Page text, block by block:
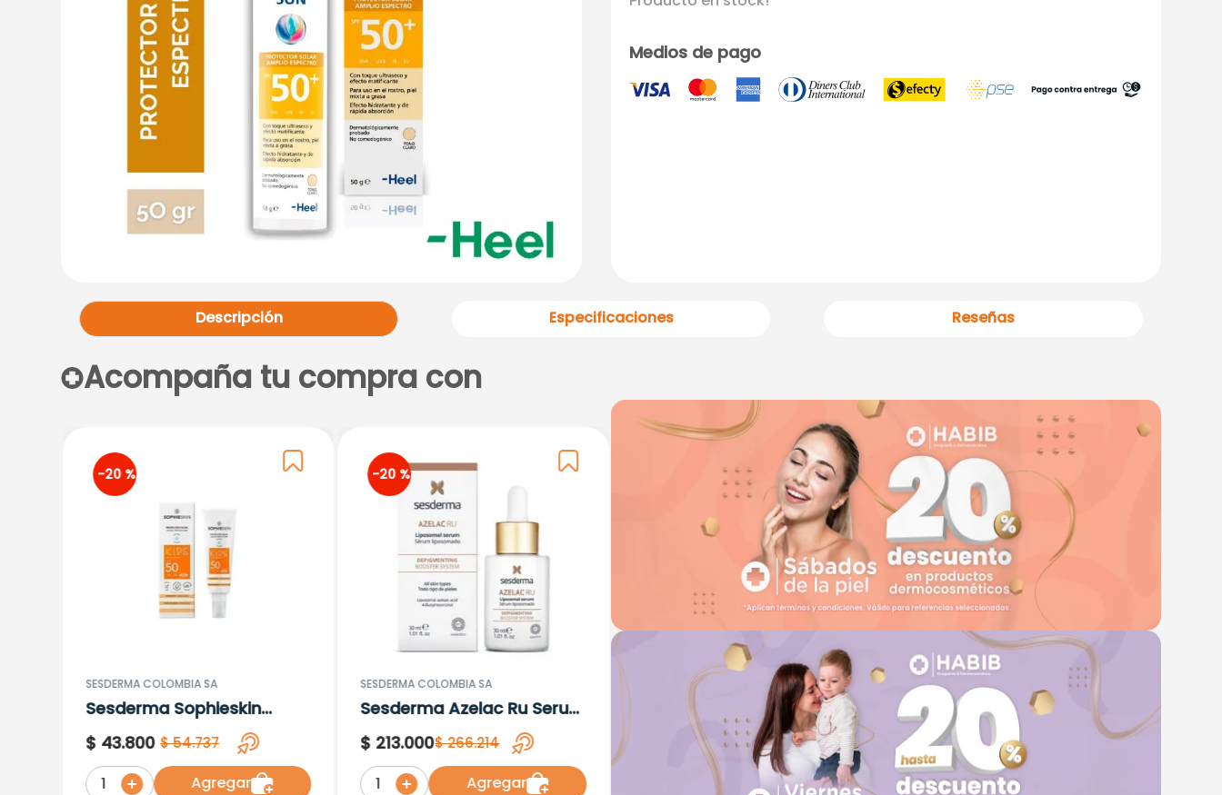
Medios de pago
Descripción Especificaciones Reseñas
Acompaña tu compra con
-20 %
SESDERMA COLOMBIA SA
Sesderma Sophieskin
Proteccion Facial Kids
Hypoallergenic Spf 500
Moisturising
$ 43.800 $54.737
1 Agregar
-20 %
SESDERMA COLOMBIA SA
Sesderma Azelac Ru Serum
Liposomal x 30ml
$ 213.000$266.214
1 Agregar